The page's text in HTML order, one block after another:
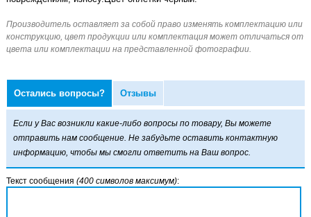
Остались вопросы? Отзывы
Если у Вас возникли какие-либо вопросы по товару, Вы можете
отправить нам сообщение. Не забудьте оставить контактную
информацию, чтобы мы смогли ответить на Ваш вопрос.
Текст сообщения (400 символов максимум):